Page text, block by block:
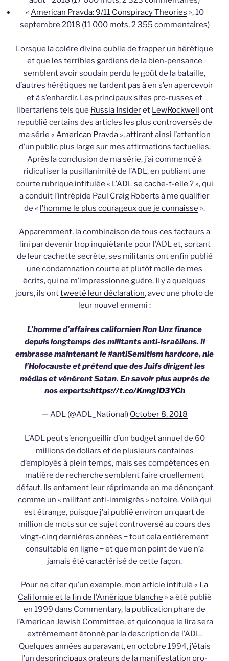
« American Pravda: 9/11 Conspiracy Theories », 10
septembre 2018 (11 000 mots, 2 355 commentaires)
Lorsque la colère divine oublie de frapper un hérétique
et que les terribles gardiens de la bien-pensance
semblent avoir soudain perdu le goût de la bataille,
d’autres hérétiques ne tardent pas à en s’en apercevoir
et à s’enhardir. Les principaux sites pro-russes et
libertariens tels que Russia Insideret LewRockwell ont
republié certains des articles les plus controversés de
ma série « American Pravda », attirant ainsi l’attention
d’un public plus large sur mes affirmations factuelles.
Après la conclusion de ma série, j’ai commencé à
ridiculiser la pusillanimité de l’ADL, en publiant une
courte rubrique intitulée « L’ADL se cache-t-elle ?», qui
a conduit l’intrépide Paul Craig Roberts à me qualifier
de « l’homme le plus courageux que je connaisse ».
Apparemment, la combinaison de tous ces facteurs a
fini par devenir trop inquiétante pour l’ADL et, sortant
de leur cachette secrète, ses militants ont enfin publié
une condamnation courte et plutôt molle de mes
écrits, qui ne m’impressionne guère. Il y a quelques
jours, ils onttweeté leur déclaration, avec une photo de
leur nouvel ennemi :
L’homme d’affaires californien Ron Unz finance
depuis longtemps des militants anti-israéliens. Il
embrasse maintenant le #antiSemitism hardcore, nie
l’Holocauste et prétend que des Juifs dirigent les
médias et vénèrent Satan. En savoir plus auprès de
nos experts:https://t.co/KnngID3YCh
— ADL (@ADL_National) October 8, 2018
L’ADL peut s’enorgueillir d’un budget annuel de 60
millions de dollars et de plusieurs centaines
d’employés à plein temps, mais ses compétences en
matière de recherche semblent faire cruellement
défaut. Ils entament leur réprimande en me dénonçant
comme un « militant anti-immigrés » notoire. Voilà qui
est étrange, puisque j’ai publié environ un quart de
million de mots sur ce sujet controversé au cours des
vingt-cinq dernières années − tout cela entièrement
consultable en ligne − et que mon point de vue n’a
jamais été caractérisé de cette façon.
Pour ne citer qu’un exemple, mon article intitulé « La
Californie et la fin de l’Amérique blanche » a été publié
en 1999 dans Commentary, la publication phare de
l’American Jewish Committee, et quiconque le lira sera
extrêmement étonné par la description de l’ADL.
Quelques années auparavant, en octobre 1994, j’étais
l’un desprincipaux orateurs de la manifestation pro-